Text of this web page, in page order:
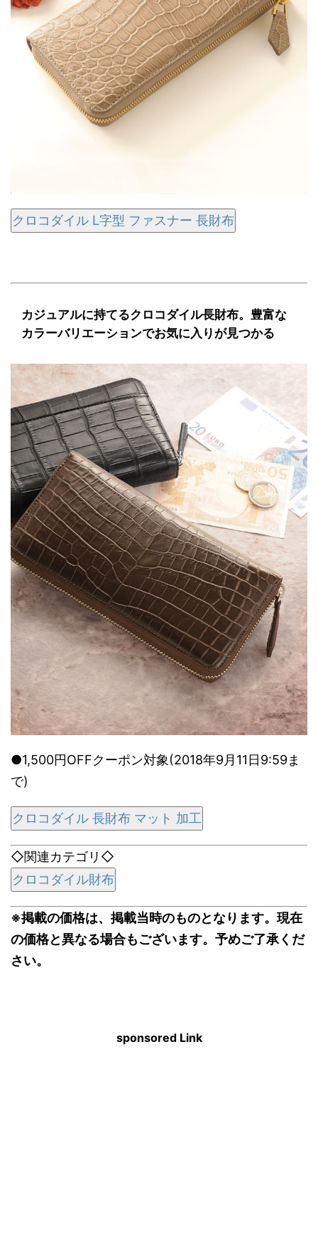
クロコダイル L字型 ファスナー 長財布
カジュアルに持てるクロコダイル長財布。豊富な
カラーバリエーションでお気に入りが見つかる
●1,500円OFFクーポン対象(2018年9月11日9:59ま
で)
クロコダイル 長財布 マット 加工
◇関連カテゴリ◇
クロコダイル財布
※掲載の価格は、掲載当時のものとなります。現在
の価格と異なる場合もございます。予めご了承くだ
さい。
sponsored Link